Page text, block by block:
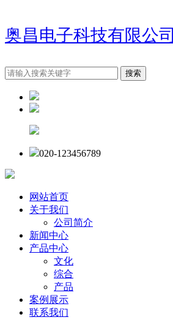
奥昌电子科技有限公司
020-123456789
网站首页
关于我们
公司简介
新闻中心
产品中心
文化
综合
产品
案例展示
联系我们